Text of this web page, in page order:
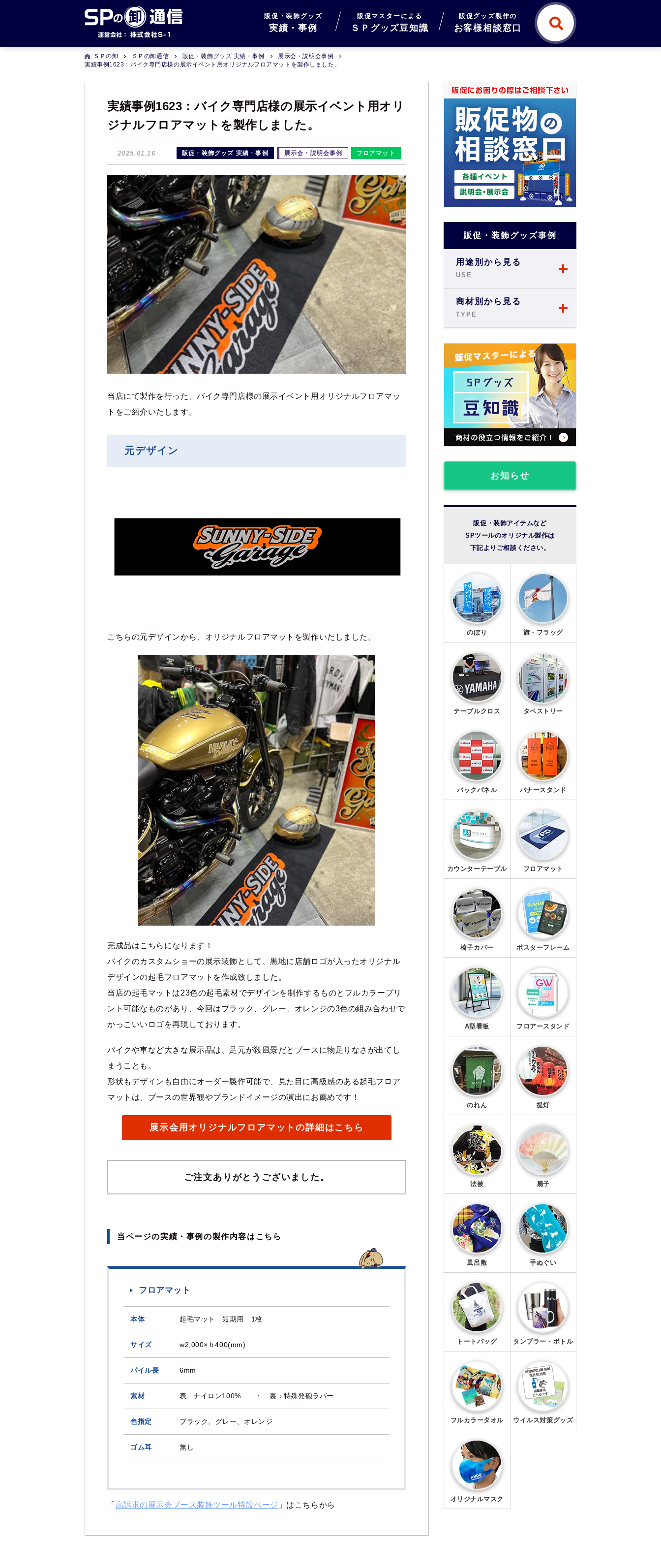
販促・装飾グッズ
実績・事例
販促マスターによる
ＳＰグッズ豆知識
販促グッズ製作の
お客様相談窓口
ＳＰの卸 ＳＰの卸通信 販促・装飾グッズ 実績・事例
展示会・説明会事例
実績事例1623：バイク専門店様の展示イベント用オリジナルフロアマットを製作しました。
実績事例1623：バイク専門店様の展示イベント用オリ
ジナルフロアマットを製作しました。
2025.01.16 販促・装飾グッズ 実績・事例 展示会・説明会事例 フロアマット
当店にて製作を行った、バイク専門店様の展示イベント用オリジナルフロアマッ
トをご紹介いたします。
元デザイン
こちらの元デザインから、オリジナルフロアマットを製作いたしました。
完成品はこちらになります！
バイクのカスタムショーの展示装飾として、黒地に店舗ロゴが入ったオリジナル
デザインの起毛フロアマットを作成致しました。
当店の起毛マットは23色の起毛素材でデザインを制作するものとフルカラープリ
ント可能なものがあり、今回はブラック、グレー、オレンジの3色の組み合わせで
かっこいいロゴを再現しております。
バイクや車など大きな展示品は、足元が殺風景だとブースに物足りなさが出てし
まうことも。
形状もデザインも自由にオーダー製作可能で、見た目に高級感のある起毛フロア
マットは、ブースの世界観やブランドイメージの演出にお薦めです！
展示会用オリジナルフロアマットの詳細はこちら
ご注文ありがとうございました。
当ページの実績・事例の製作内容はこちら
フロアマット
本体 起毛マット 短期用 1枚
サイズ w2,000×ｈ400(mm)
パイル長 6mm
素材 表 : ナイロン100% ・ 裏：特殊発砲ラバー
色指定 ブラック、グレー、オレンジ
ゴム耳 無し
「 高訴求の展示会ブース装飾ツール特設ページ 」はこちらから
販促・装飾グッズ事例
用途別から見る
USE
店舗・ショップ事例
展示会・説明会事例
お祭り事例
商店街・イベント事例
オフィス・現場事例
学校・スクール事例
団体・クラブ事例
ライブ観戦事例
温泉・宿泊施設
その他の事例
商材別から見る
TYPE
旗・フラッグ
テーブルクロス
バックパネル
バナースタンド
フロアマット
椅子カバー
のれん
法被・半纏
風呂敷
手ぬぐい
トートバッグ
幕・シート
タペストリー
シール・ステッカー
クリアファイル
マグネット
Ｔシャツ
ブルゾン
ワイシャツ
キャップ
エプロン
マスク
お知らせ
販促・装飾アイテムなど
SPツールのオリジナル製作は
下記よりご相談ください。
のぼり 旗・フラッグ
テーブルクロス タペストリー
バックパネル バナースタンド
カウンターテーブル フロアマット
椅子カバー ポスターフレーム
A型看板 フロアースタンド
のれん 提灯
法被 扇子
風呂敷 手ぬぐい
トートバッグ タンブラー・ボトル
フルカラータオル ウイルス対策グッズ
オリジナルマスク